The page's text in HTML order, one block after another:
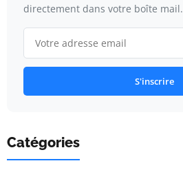
directement dans votre boîte mail.
S'inscrire
Catégories